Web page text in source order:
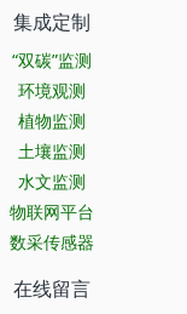
集成定制
“双碳”监测
环境观测
植物监测
土壤监测
水文监测
物联网平台
数采传感器
在线留言